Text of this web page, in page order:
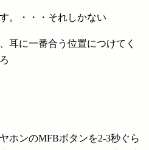
。・・・それしかない
耳に一番合う位置につけてく
ホンのMFBボタンを2-3秒ぐら